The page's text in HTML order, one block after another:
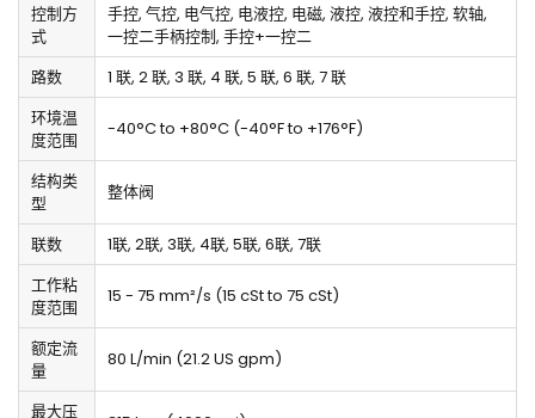
控制方
式
手控, 气控, 电气控, 电液控, 电磁, 液控, 液控和手控, 软轴,
一控二手柄控制, 手控+一控二
路数
1 联, 2 联, 3 联, 4 联, 5 联, 6 联, 7 联
环境温
度范围
-40°C to +80°C (-40°F to +176°F)
结构类
型
整体阀
联数
1联, 2联, 3联, 4联, 5联, 6联, 7联
工作粘
度范围
15 - 75 mm²/s (15 cSt to 75 cSt)
额定流
量
80 L/min (21.2 US gpm)
最大压